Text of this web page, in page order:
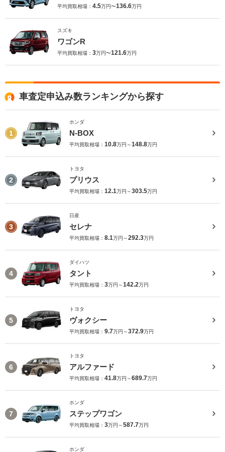
平均買取相場： 4.5万円〜136.6万円
スズキ
ワゴンR
平均買取相場： 3万円〜121.6万円
車査定申込み数ランキングから探す
1
ホンダ
N-BOX
平均買取相場： 10.8万円～148.8万円
2
トヨタ
プリウス
平均買取相場： 12.1万円～303.5万円
3
日産
セレナ
平均買取相場： 8.1万円～292.3万円
4
ダイハツ
タント
平均買取相場： 3万円～142.2万円
5
トヨタ
ヴォクシー
平均買取相場： 9.7万円～372.9万円
6
トヨタ
アルファード
平均買取相場： 41.8万円～689.7万円
7
ホンダ
ステップワゴン
平均買取相場： 3万円～587.7万円
ホンダ